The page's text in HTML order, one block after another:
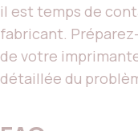
il est temps de
fabricant.
de votre
détaillée du